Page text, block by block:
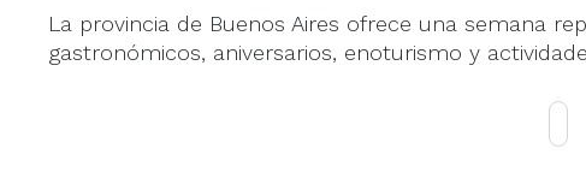
La provincia de Buenos Aires ofrece una semana
gastronómicos, aniversarios, enoturismo y